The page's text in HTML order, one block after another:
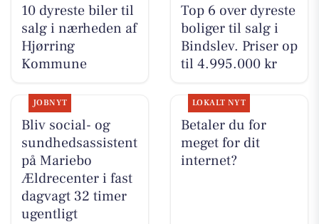
10 dyreste biler til
salg i nærheden af
Hjørring
Kommune
Top 6 over dyreste
boliger til salg i
Bindslev. Priser op
til 4.995.000 kr
JOBNYT
Bliv social- og
sundhedsassistent
på Mariebo
Ældrecenter i fast
dagvagt 32 timer
ugentligt
LOKALT NYT
Betaler du for
meget for dit
internet?